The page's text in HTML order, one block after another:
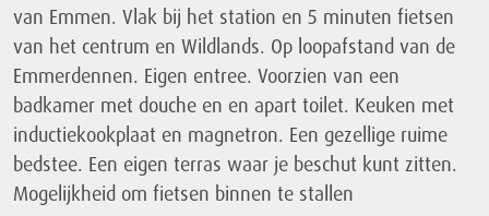
van Emmen. Vlak bij het station en 5 minuten fietsen
van het centrum en Wildlands. Op loopafstand van de
Emmerdennen. Eigen entree. Voorzien van een
badkamer met douche en en apart toilet. Keuken met
inductiekookplaat en magnetron. Een gezellige ruime
bedstee. Een eigen terras waar je beschut kunt zitten.
Mogelijkheid om fietsen binnen te stallen